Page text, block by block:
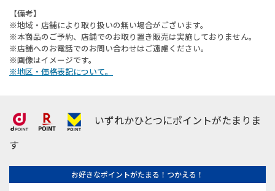
【備考】
※地域・店舗により取り扱いの無い場合がございます。
※本商品のご予約、店舗でのお取り置き販売は実施しておりません。
※店舗へのお電話でのお問い合わせはご遠慮ください。
※画像はイメージです。
※地区・価格表記について。
いずれかひとつにポイントがたまりま
す
お好きなポイントがたまる！つかえる！